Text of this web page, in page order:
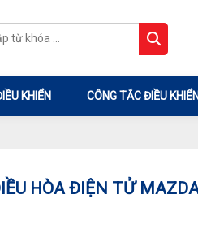
KHIỂN CÔNG TẮC ĐIỀU KHIỂN
HÒA ĐIỆN TỬ